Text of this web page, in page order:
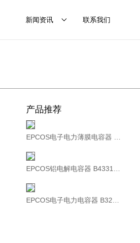
新闻资讯 联系我们
产品推荐